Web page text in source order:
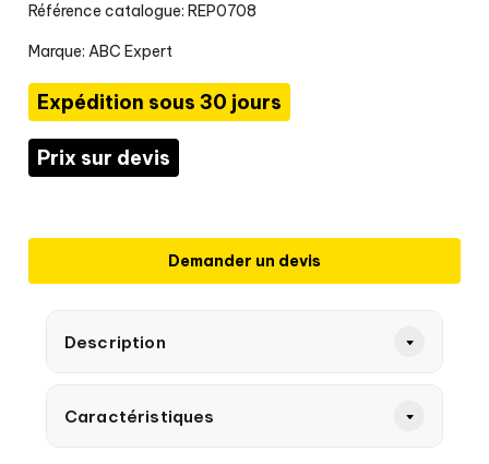
Référence catalogue: REP0708
Marque: ABC Expert
Expédition sous 30 jours
Prix sur devis
Demander un devis
Description
Caractéristiques